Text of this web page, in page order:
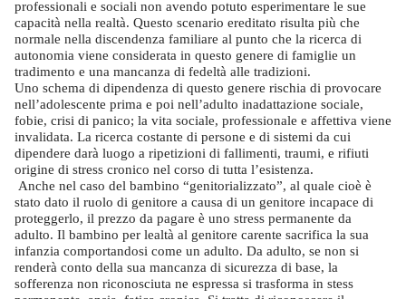
professionali e sociali non avendo potuto esperimentare le sue
capacità nella realtà. Questo scenario ereditato risulta più che
normale nella discendenza familiare al punto che la ricerca di
autonomia viene considerata in questo genere di famiglie un
tradimento e una mancanza di fedeltà alle tradizioni.
Uno schema di dipendenza di questo genere rischia di provocare
nell’adolescente prima e poi nell’adulto inadattazione sociale,
fobie, crisi di panico; la vita sociale, professionale e affettiva viene
invalidata. La ricerca costante di persone e di sistemi da cui
dipendere darà luogo a ripetizioni di fallimenti, traumi, e rifiuti
origine di stress cronico nel corso di tutta l’esistenza.
Anche nel caso del bambino “genitorializzato”, al quale cioè è
stato dato il ruolo di genitore a causa di un genitore incapace di
proteggerlo, il prezzo da pagare è uno stress permanente da
adulto. Il bambino per lealtà al genitore carente sacrifica la sua
infanzia comportandosi come un adulto. Da adulto, se non si
renderà conto della sua mancanza di sicurezza di base, la
sofferenza non riconosciuta ne espressa si trasforma in stess